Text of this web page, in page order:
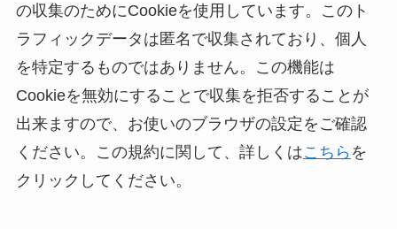
の収集のためにCookieを使用しています。このト
ラフィックデータは匿名で収集されており、個人
を特定するものではありません。この機能は
Cookieを無効にすることで収集を拒否することが
出来ますので、お使いのブラウザの設定をご確認
ください。この規約に関して、詳しくはこちら を
クリックしてください。